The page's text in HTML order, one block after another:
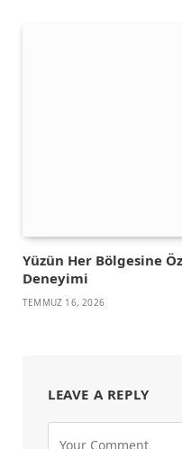
Yüzün Her Bölgesine
Deneyimi
TEMMUZ 16, 2026
LEAVE A REPLY